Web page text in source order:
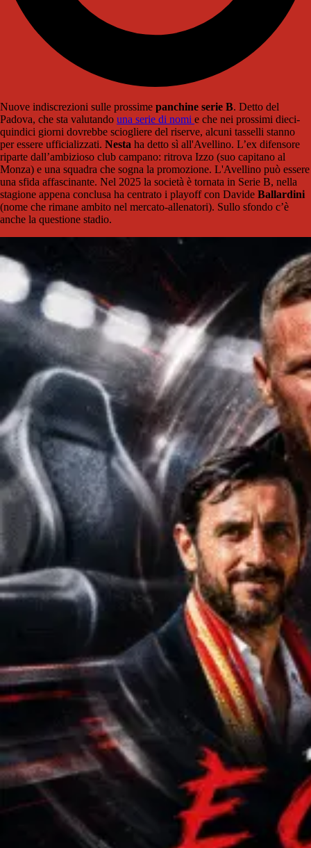
Nuove indiscrezioni sulle prossime panchine serie B. Detto del
Padova, che sta valutando una serie di nomi e che nei prossimi dieci-
quindici giorni dovrebbe sciogliere del riserve, alcuni tasselli stanno
per essere ufficializzati. Nesta ha detto sì all'Avellino. L’ex difensore
riparte dall’ambizioso club campano: ritrova Izzo (suo capitano al
Monza) e una squadra che sogna la promozione. L'Avellino può essere
una sfida affascinante. Nel 2025 la società è tornata in Serie B, nella
stagione appena conclusa ha centrato i playoff con Davide Ballardini
(nome che rimane ambito nel mercato-allenatori). Sullo sfondo c’è
anche la questione stadio.